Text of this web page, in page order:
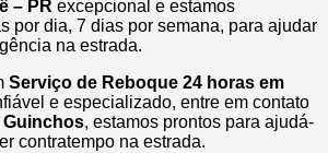
– PR excepcional e estamos
por dia, 7 dias por semana, para ajudar
na estrada.
Serviço de Reboque 24 horas em
e especializado, entre em contato
, estamos prontos para ajudá-
contratempo na estrada.